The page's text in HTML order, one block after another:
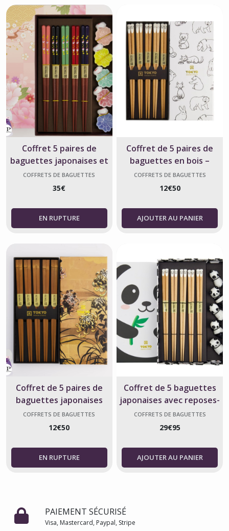
Coffret 5 paires de
baguettes japonaises et
repose-baguettes Sakura
et Lapin
COFFRETS DE BAGUETTES
35€
Coffret de 5 paires de
baguettes en bois –
Motifs animaux kawaii
COFFRETS DE BAGUETTES
12€50
AJOUTER AU PANIER
Coffret de 5 paires de
baguettes japonaises
carrées en bambou
COFFRETS DE BAGUETTES
12€50
Coffret de 5 baguettes
japonaises avec reposes-
baguettes pandas
COFFRETS DE BAGUETTES
29€95
AJOUTER AU PANIER
PAIEMENT SÉCURISÉ
Visa, Mastercard, Paypal, Stripe